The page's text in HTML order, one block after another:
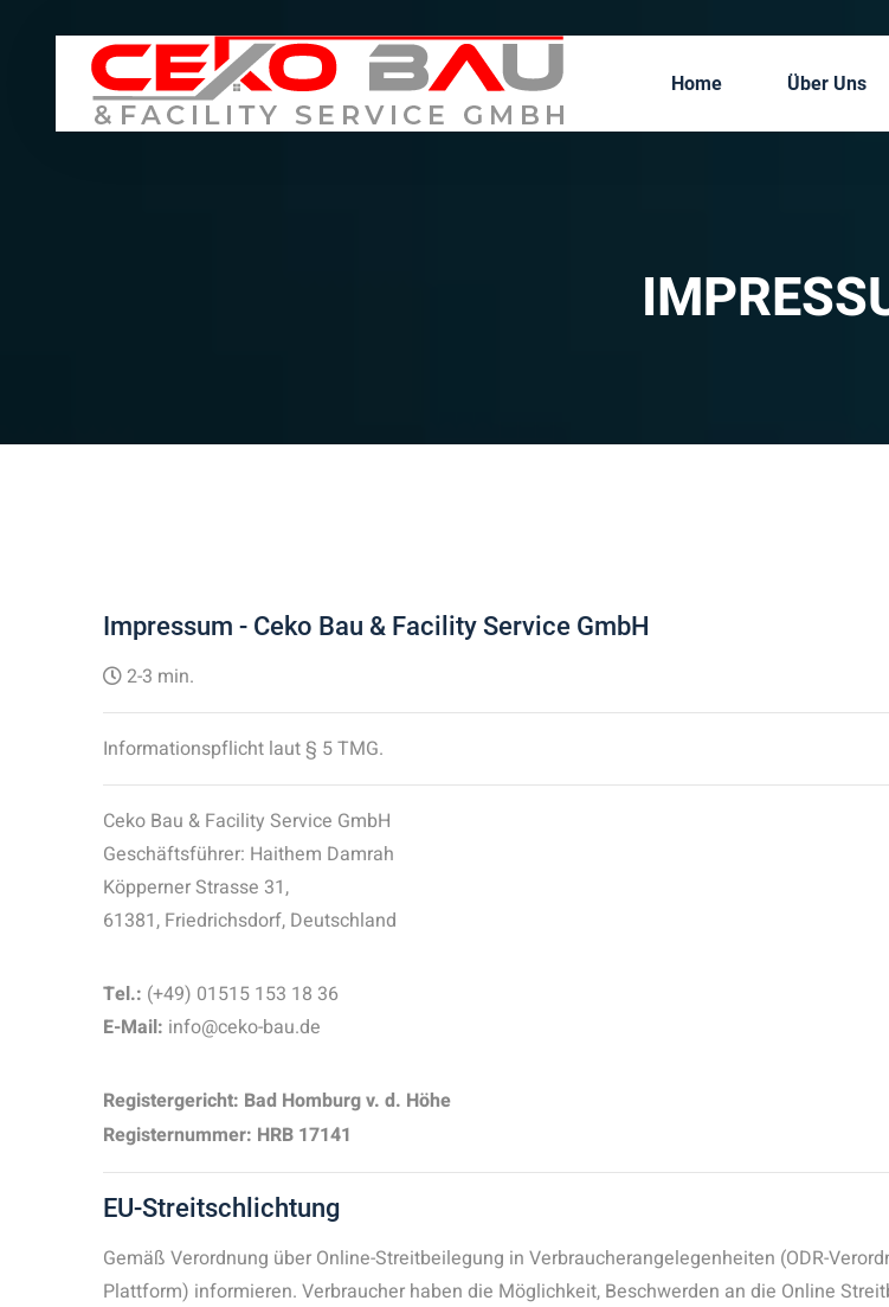
Home Über Uns
Impressum - Ceko Bau & Facility Service GmbH
2-3 min.
Informationspflicht laut § 5 TMG.
Ceko Bau & Facility Service GmbH
Geschäftsführer: Haithem Damrah
Köpperner Strasse 31,
61381, Friedrichsdorf, Deutschland
Tel.: (+49) 01515 153 18 36
E-Mail: info@ceko-bau.de
Registergericht: Bad Homburg v. d. Höhe
Registernummer: HRB 17141
EU-Streitschlichtung
Gemäß Verordnung über Online-Streitbeilegung in Verbraucherangelegenheiten (ODR-
Plattform) informieren. Verbraucher haben die Möglichkeit, Beschwerden an die Online